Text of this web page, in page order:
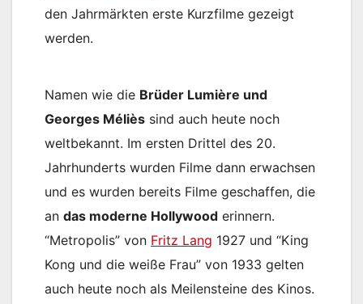
den Jahrmärkten erste Kurzfilme gezeigt
werden.
Namen wie die Brüder Lumière und
Georges Méliès sind auch heute noch
weltbekannt. Im ersten Drittel des 20.
Jahrhunderts wurden Filme dann erwachsen
und es wurden bereits Filme geschaffen, die
an das moderne Hollywood erinnern.
“Metropolis” von Fritz Lang 1927 und “King
Kong und die weiße Frau” von 1933 gelten
auch heute noch als Meilensteine des Kinos.